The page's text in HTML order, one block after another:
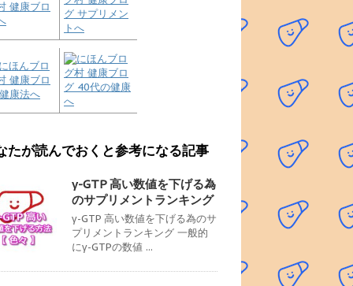
たが読んでおくと参考になる記事
γ-GTP 高い数値を下げる為
のサプリメントランキング
γ-GTP 高い数値を下げる為のサ
プリメントランキング 一般的
にγ-GTPの数値 ...